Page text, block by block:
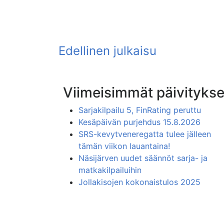
Viimeisimmät
Sarjakilpailu 5, FinRating peruttu
Kesäpäivän purjehdus 15.8.2026
SRS-kevytveneregatta tulee jälleen
tämän viikon lauantaina!
Näsijärven uudet säännöt sarja- ja
matkakilpailuihin
Jollakisojen kokonaistulos 2025